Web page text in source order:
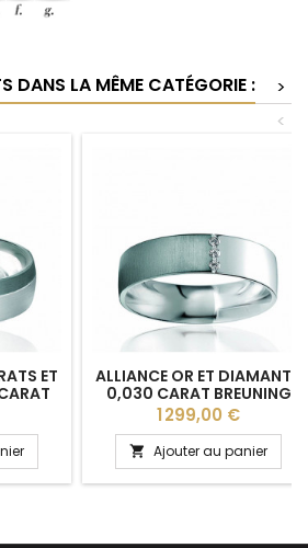
DANS LA MÊME CATÉGORIE :
>
<
ET
- 6
ALLIANCE OR ET DIAMANTS
0,030 CARAT BREUNING
"MENELIS" - 5,5 MM
Prix
1 299,00 €
 Ajouter au panier